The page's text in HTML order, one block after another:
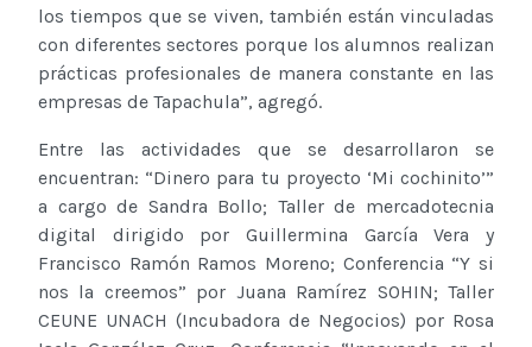
los tiempos que se viven, también están vinculadas
con diferentes sectores porque los alumnos realizan
prácticas profesionales de manera constante en las
empresas de Tapachula”, agregó.
Entre las actividades que se desarrollaron se
encuentran: “Dinero para tu proyecto ‘Mi cochinito’”
a cargo de Sandra Bollo; Taller de mercadotecnia
digital dirigido por Guillermina García Vera y
Francisco Ramón Ramos Moreno; Conferencia “Y si
nos la creemos” por Juana Ramírez SOHIN; Taller
CEUNE UNACH (Incubadora de Negocios) por Rosa